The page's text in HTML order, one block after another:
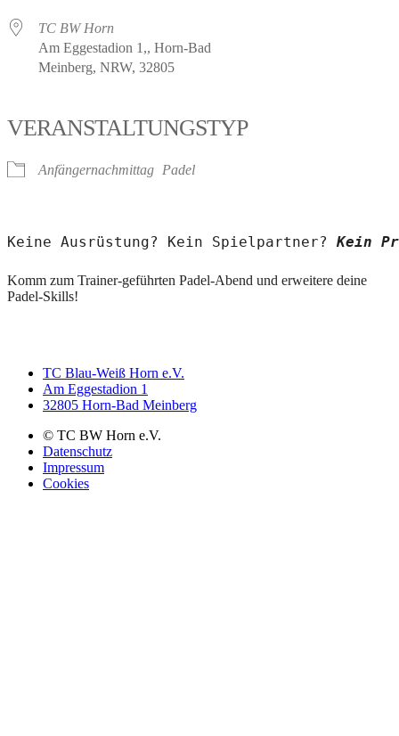
TC BW Horn
Am Eggestadion 1,, Horn-Bad
Meinberg, NRW, 32805
VERANSTALTUNGSTYP
Anfängernachmittag Padel
Keine Ausrüstung? Kein Spielpartner? Kein
Komm zum Trainer-geführten Padel-Abend und erweitere deine
Padel-Skills!
TC Blau-Weiß Horn e.V.
Am Eggestadion 1
32805 Horn-Bad Meinberg
© TC BW Horn e.V.
Datenschutz
Impressum
Cookies